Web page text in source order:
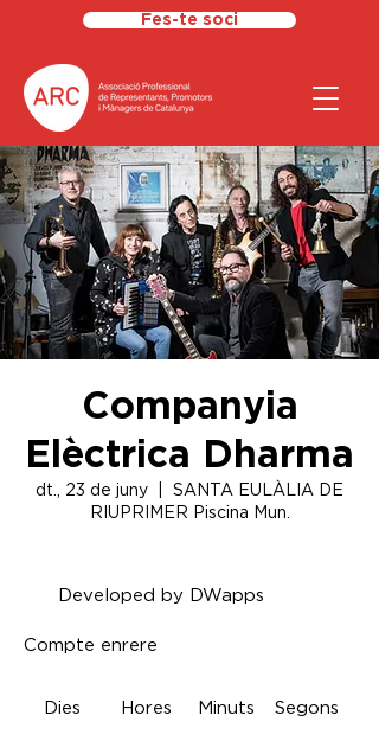
Fes-te soci
Companyia
Elèctrica Dharma
dt., 23 de juny
SANTA EULÀLIA DE
RIUPRIMER Piscina Mun.
Segons
Minuts
Hores
Dies
Compte enrere
Developed by DWapps